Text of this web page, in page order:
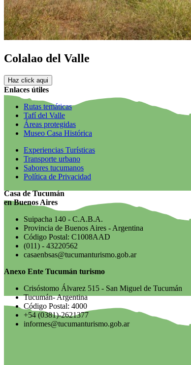
Colalao del Valle
Haz click aqui
Enlaces útiles
Rutas temáticas
Tafí del Valle
Áreas protegidas
Museo Casa Histórica
Experiencias Turísticas
Transporte urbano
Sabores tucumanos
Política de Privacidad
Casa de Tucumán
en Buenos Aires
Suipacha 140 - C.A.B.A.
Provincia de Buenos Aires - Argentina
Código Postal: C1008AAD
(011) - 43220562
casaenbsas@tucumanturismo.gob.ar
Anexo Ente Tucumán turismo
Crisóstomo Álvarez 515 - San Miguel de Tucumán
Tucumán- Argentina
Código Postal: 4000
+54 (0381)-2621377
informes@tucumanturismo.gob.ar